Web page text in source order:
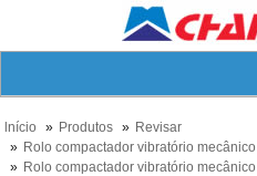
lnício Produtos
Revisar
Rolo compactador vibratório
Rolo compactador vibratório